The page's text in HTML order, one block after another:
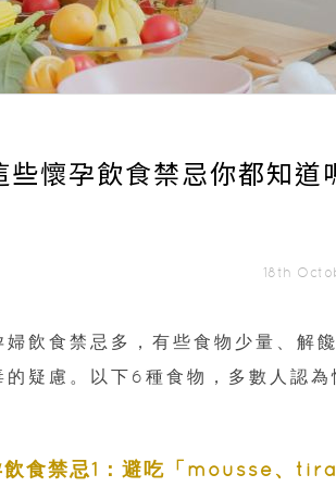
些懷孕飲食禁忌你都知
18th
婦飲食禁忌多，有些食物少量、解
的疑慮。以下6種食物，多數人認
飲食禁忌1：避吃「mousse、